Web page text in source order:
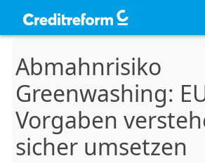
Abmahnrisiko
Greenwashing:
Vorgaben
sicher umsetzen